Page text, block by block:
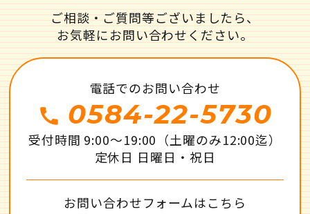
ご相談・ご質問等ございましたら、
お気軽にお問い合わせください。
電話でのお問い合わせ
call 0584-22-5730
受付時間 9:00～19:00（土曜のみ12:00迄）
定休日 日曜日・祝日
お問い合わせフォームはこちら